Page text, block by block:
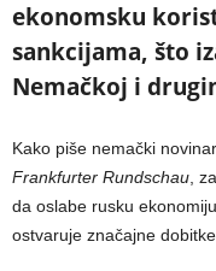
ekonomsku
sankcijama, što
Nemačkoj i
Kako piše nemački
Frankfurter Rundschau,
da oslabe rusku
ostvaruje značajne